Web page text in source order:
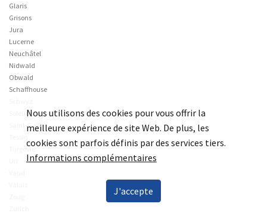
Glaris
Grisons
Jura
Lucerne
Neuchâtel
Nidwald
Obwald
Schaffhouse
Soleure
Saint-Gall
Turgovie
Nous utilisons des cookies pour vous offrir la
meilleure expérience de site Web. De plus, les
cookies sont parfois définis par des services tiers.
Informations complémentaires
J'accepte